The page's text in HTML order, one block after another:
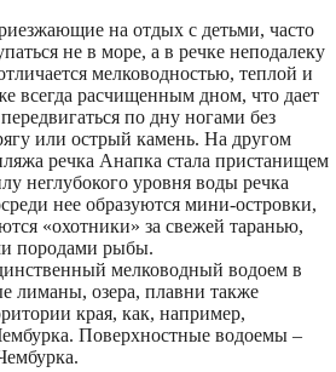
на отдых с детьми, часто
не в море, а в речке неподалеку
мелководностью, теплой и
всегда расчищенным дном, что дает
по дну ногами без
или острый камень. На другом
речка Анапка стала пристанищем
неглубокого уровня воды речка
нее образуются мини-островки,
«охотники» за свежей таранью,
породами рыбы.
мелководный водоем в
лиманы, озера, плавни также
края, как, например,
Поверхностные водоемы –